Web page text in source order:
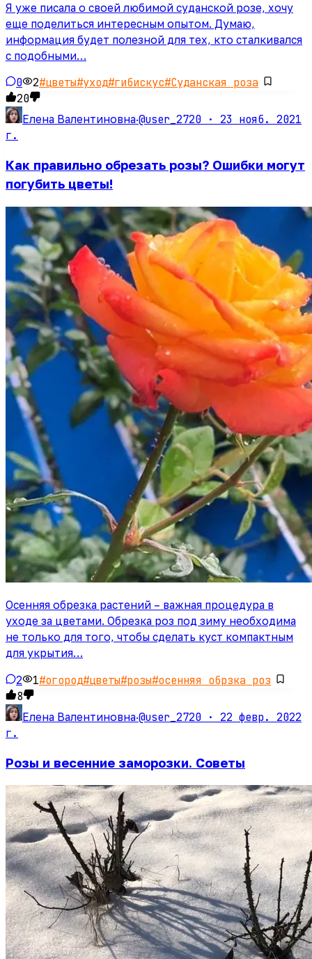
Я уже писала о своей любимой суданской розе, хочу
еще поделиться интересным опытом. Думаю,
информация будет полезной для тех, кто сталкивался
с подобными…
0 2#цветы#уход#гибискус#Суданская роза
20
Елена Валентиновна·@user_2720 · 23 нояб. 2021
г.
Как правильно обрезать розы? Ошибки могут
погубить цветы!
Осенняя обрезка растений – важная процедура в
уходе за цветами. Обрезка роз под зиму необходима
не только для того, чтобы сделать куст компактным
для укрытия…
2 1#огород#цветы#розы#осенняя обрзка роз
8
Елена Валентиновна·@user_2720 · 22 февр. 2022
г.
Розы и весенние заморозки. Советы